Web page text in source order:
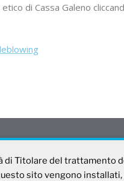
etico di Cassa Galeno
di Titolare del trattamento
sito vengono installati,